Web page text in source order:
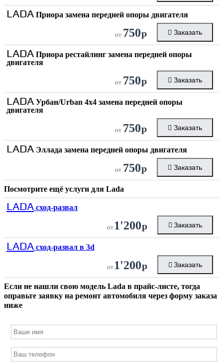
LADA Приора замена передней опоры двигателя
от 750р Заказать
LADA Приора рестайлинг замена передней опоры
двигателя
от 750р Заказать
LADA Урбан/Urban 4х4 замена передней опоры
двигателя
от 750р Заказать
LADA Эллада замена передней опоры двигателя
от 750р Заказать
Посмотрите ещё услуги для Lada
LADA сход-развал
от 1'200р Заказать
LADA сход-развал в 3d
от 1'200р Заказать
Если не нашли свою модель Lada в прайс-листе, тогда
оправьте заявку на ремонт автомобиля через форму заказа
ниже